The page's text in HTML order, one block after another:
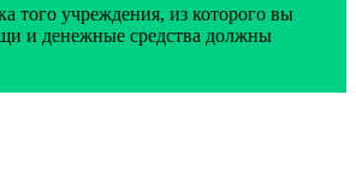
того учреждения, из которого вы
и денежные средства должны